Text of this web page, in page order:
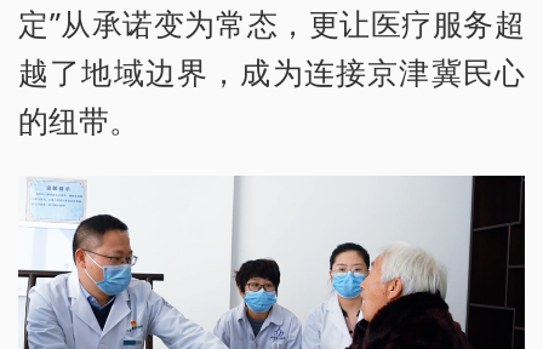
定”从承诺变为常态，更让医疗服务超
越了地域边界，成为连接京津冀民心
的纽带。